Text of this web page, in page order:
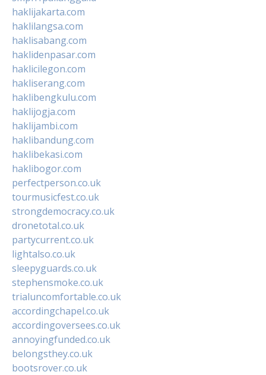
haklijakarta.com
haklilangsa.com
haklisabang.com
haklidenpasar.com
haklicilegon.com
hakliserang.com
haklibengkulu.com
haklijogja.com
haklijambi.com
haklibandung.com
haklibekasi.com
haklibogor.com
perfectperson.co.uk
tourmusicfest.co.uk
strongdemocracy.co.uk
dronetotal.co.uk
partycurrent.co.uk
lightalso.co.uk
sleepyguards.co.uk
stephensmoke.co.uk
trialuncomfortable.co.uk
accordingchapel.co.uk
accordingoversees.co.uk
annoyingfunded.co.uk
belongsthey.co.uk
bootsrover.co.uk